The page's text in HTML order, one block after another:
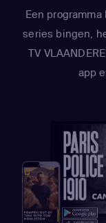
Een
series bingen,
TV
app